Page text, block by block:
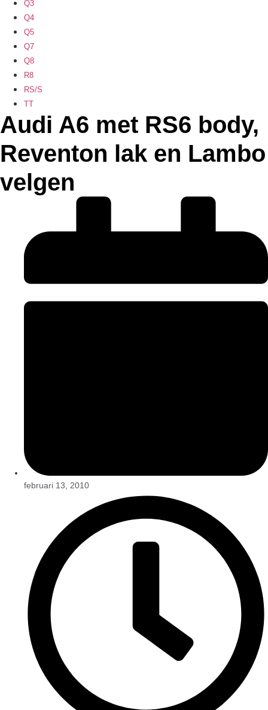
Q3
Q4
Q5
Q7
Q8
R8
RS/S
TT
Audi A6 met RS6 body,
Reventon lak en Lambo
velgen
februari 13, 2010